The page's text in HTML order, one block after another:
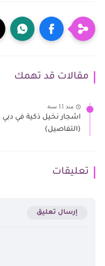
مقالات قد تهمك
منذ 11 سنة
اشجار نخيل ذكية في دبي
(التفاصيل)
تعليقات
إرسال تعليق